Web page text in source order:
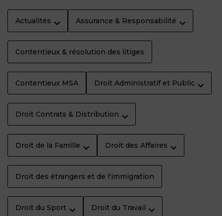
Actualités Assurance & Responsabilité
Contentieux & résolution des litiges
Contentieux MSA Droit Administratif et Public
Droit Contrats & Distribution
Droit de la Famille Droit des Affaires
Droit des étrangers et de l'immigration
Droit du Sport Droit du Travail